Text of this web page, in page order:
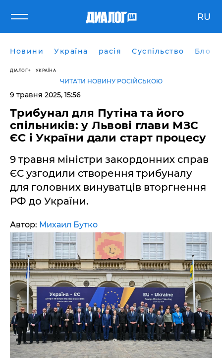
RU
Новини Україна расія Суспільство Блоги
ДІАЛОГ УКРАЇНА
ЧИТАТИ НОВИНУ РОСІЙСЬКОЮ
9 травня 2025, 15:56
Трибунал для Путіна та його
спільників: у Львові глави МЗС
ЄС і України дали старт процесу
9 травня міністри закордонних справ
ЄС узгодили створення трибуналу
для головних винуватців вторгнення
РФ до України.
Автор: Михаил Бутко